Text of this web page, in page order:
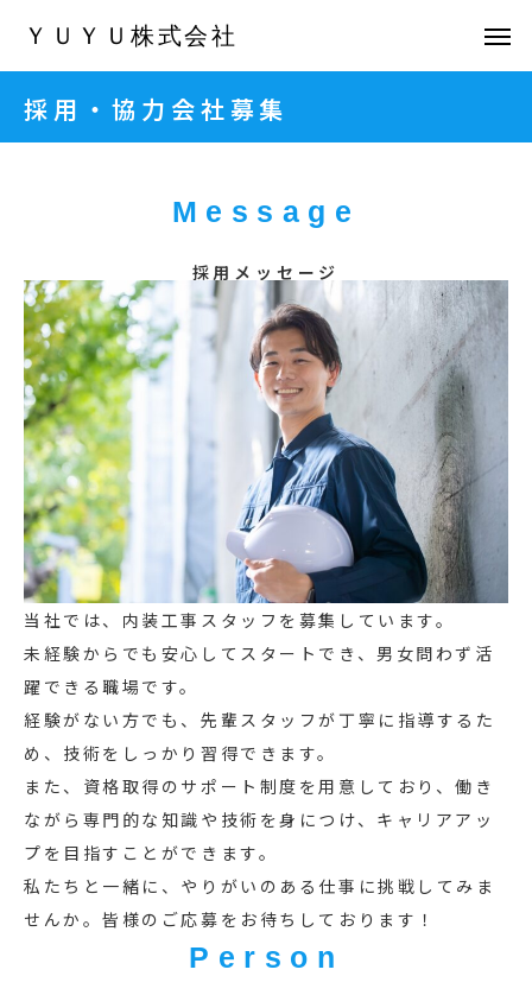
ＹＵＹＵ株式会社
採用・協力会社募集
Message
採用メッセージ
当社では、内装工事スタッフを募集しています。
未経験からでも安心してスタートでき、男女問わず活
躍できる職場です。
経験がない方でも、先輩スタッフが丁寧に指導するた
め、技術をしっかり習得できます。
また、資格取得のサポート制度を用意しており、働き
ながら専門的な知識や技術を身につけ、キャリアアッ
プを目指すことができます。
私たちと一緒に、やりがいのある仕事に挑戦してみま
せんか。皆様のご応募をお待ちしております！
Person